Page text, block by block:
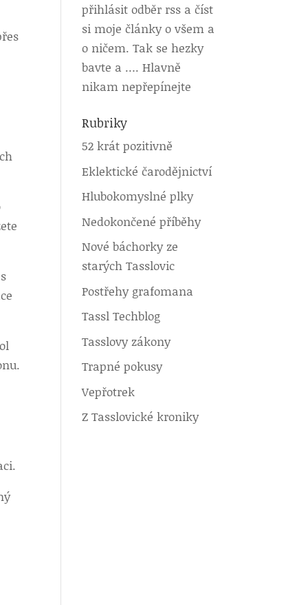
přihlásit odběr rss a číst
si moje články o všem a
o ničem. Tak se hezky
bavte a …. Hlavně
nikam nepřepínejte
Rubriky
52 krát pozitivně
Eklektické čarodějnictví
Hlubokomyslné plky
Nedokončené příběhy
Nové báchorky ze
starých Tasslovic
Postřehy grafomana
Tassl Techblog
Tasslovy zákony
Trapné pokusy
Vepřotrek
Z Tasslovické kroniky